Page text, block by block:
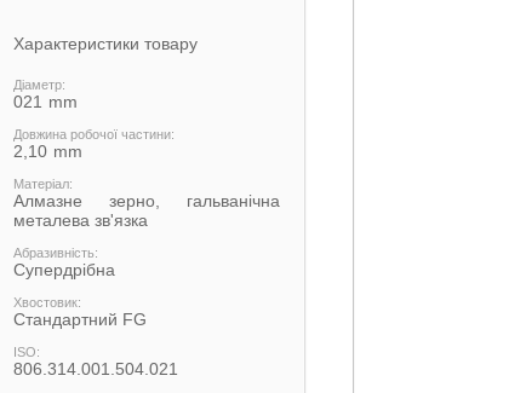
Характеристики товару
Діаметр:
021
Довжина робочої частини:
2,10
Матеріал:
Алмазне зерно, гальванічна
металева зв'язка
Абразивність:
Супердрібна
Хвостовик:
Стандартний FG
ISO:
806.314.001.504.021